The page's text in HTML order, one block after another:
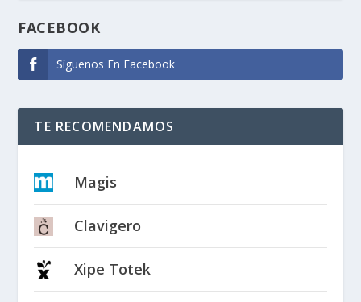
FACEBOOK
Síguenos En Facebook
TE RECOMENDAMOS
Magis
Clavigero
Xipe Totek